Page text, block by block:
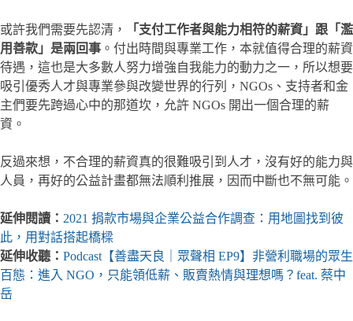
或許我們需要先認清，
「支付工作者與能力相符的薪資」跟「濫
用善款」是兩回事 。付出時間與專業工作，本就值得合理的薪資
待遇，這也是大多數人努力增強自我能力的動力之一，所以想要
吸引優秀人才與專業參與改變世界的行列，NGOs、支持者和金
主們要先跨過心中的那道坎，允許 NGOs 開出一個合理的薪
資。
反過來想，不合理的薪資真的很難吸引到人才，沒有好的能力與
人員，再好的公益計畫都無法順利推展，因而中斷也不無可能。
延伸閱讀： 2021 捐款市場與企業公益合作調查：用地圖找到彼
此，用對話搭起橋樑
延伸收聽： Podcast【善盡天良｜眾聲相 EP9】非營利職場的眾生
百態：進入 NGO，只能領低薪、販賣熱情與理想嗎？feat. 蔡中
岳